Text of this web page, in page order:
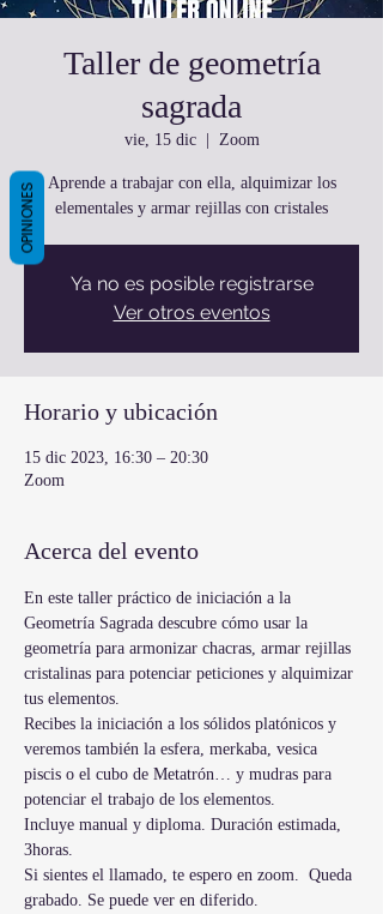
Taller de geometría
sagrada
vie, 15 dic
  |
Zoom
Aprende a trabajar con ella, alquimizar los
elementales y armar rejillas con cristales
Ya no es posible registrarse
Ver otros eventos
Horario y ubicación
15 dic 2023, 16:30 – 20:30
Zoom
Acerca del evento
En este taller práctico de iniciación a la
Geometría Sagrada descubre cómo usar la
geometría para armonizar chacras, armar rejillas
cristalinas para potenciar peticiones y alquimizar
tus elementos.
Recibes la iniciación a los sólidos platónicos y
veremos también la esfera, merkaba, vesica
piscis o el cubo de Metatrón… y mudras para
potenciar el trabajo de los elementos.
Incluye manual y diploma. Duración estimada,
3horas.
Si sientes el llamado, te espero en zoom.  Queda
grabado. Se puede ver en diferido.
OPINIONES